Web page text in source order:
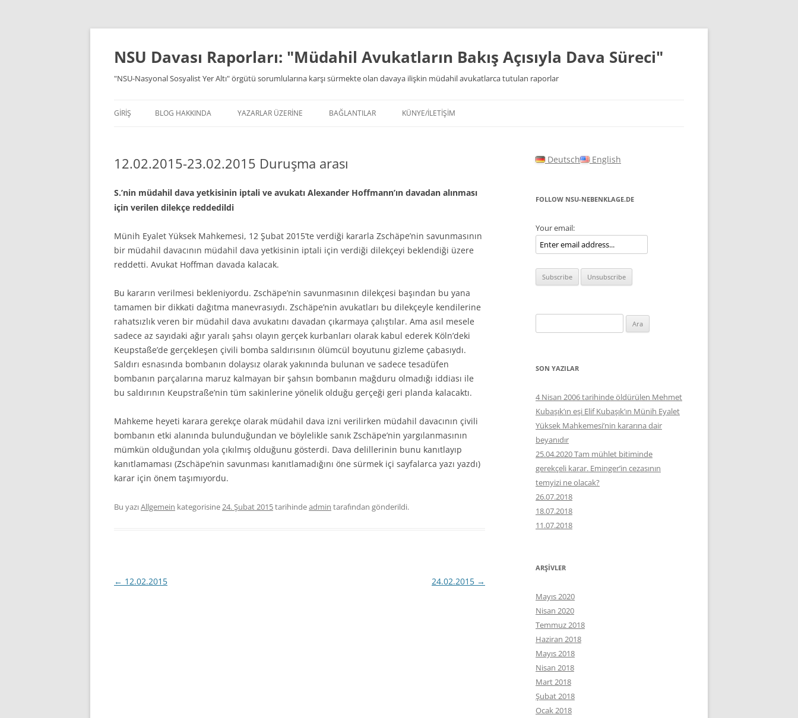
İçeriğe
NSU Davası Raporları: "Müdahil Avukatların Bakış Açısıyla Dava Süreci"
"NSU-Nasyonal Sosyalist Yer Altı" örgütü sorumlularına karşı sürmekte olan davaya ilişkin müdahil avukatlarca tutulan raporlar
GIRIŞ BLOG HAKKINDA YAZARLAR ÜZERİNE BAĞLANTILAR KÜNYE/İLETİŞİM
12.02.2015-23.02.2015 Duruşma arası
S.’nin müdahil dava yetkisinin iptali ve avukatı Alexander Hoffmann’ın davadan alınması
için verilen dilekçe reddedildi
Münih Eyalet Yüksek Mahkemesi, 12 Şubat 2015’te verdiği kararla Zschäpe’nin savunmasının
bir müdahil davacının müdahil dava yetkisinin iptali için verdiği dilekçeyi beklendiği üzere
reddetti. Avukat Hoffman davada kalacak.
Bu kararın verilmesi bekleniyordu. Zschäpe’nin savunmasının dilekçesi başından bu yana
tamamen bir dikkati dağıtma manevrasıydı. Zschäpe’nin avukatları bu dilekçeyle kendilerine
rahatsızlık veren bir müdahil dava avukatını davadan çıkarmaya çalıştılar. Ama asıl mesele
sadece az sayıdaki ağır yaralı şahsı olayın gerçek kurbanları olarak kabul ederek Köln’deki
Keupstaße’de gerçekleşen çivili bomba saldırısının ölümcül boyutunu gizleme çabasıydı.
Saldırı esnasında bombanın dolaysız olarak yakınında bulunan ve sadece tesadüfen
bombanın parçalarına maruz kalmayan bir şahsın bombanın mağduru olmadığı iddiası ile
bu saldırının Keupstraße’nin tüm sakinlerine yönelik olduğu gerçeği geri planda kalacaktı.
Mahkeme heyeti karara gerekçe olarak müdahil dava izni verilirken müdahil davacının çivili
bombanın etki alanında bulunduğundan ve böylelikle sanık Zschäpe’nin yargılanmasının
mümkün olduğundan yola çıkılmış olduğunu gösterdi. Dava delillerinin bunu kanıtlayıp
kanıtlamaması (Zschäpe’nin savunması kanıtlamadığını öne sürmek içi sayfalarca yazı yazdı)
karar için önem taşımıyordu.
Bu yazıAllgemein kategorisine24. Şubat 2015tarihindeadmin tarafından gönderildi.
Yazı
← 12.02.2015 24.02.2015 →
Deutsch English
FOLLOW NSU-NEBENKLAGE.DE
Your email:
SON YAZILAR
4 Nisan 2006 tarihinde öldürülen Mehmet
Kubaşık’ın eşi Elif Kubaşık’ın Münih Eyalet
Yüksek Mahkemesi’nin kararına dair
beyanıdır
25.04.2020 Tam mühlet bitiminde
gerekçeli karar. Eminger’in cezasının
temyizi ne olacak?
26.07.2018
18.07.2018
11.07.2018
ARŞIVLER
Mayıs 2020
Nisan 2020
Temmuz 2018
Haziran 2018
Mayıs 2018
Nisan 2018
Mart 2018
Şubat 2018
Ocak 2018